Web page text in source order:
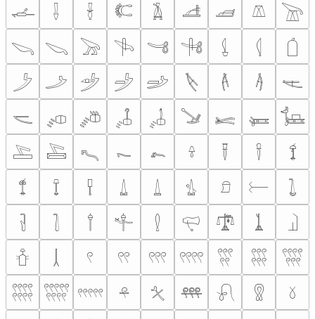
𓌡
𓌢 𓌣 𓌤 𓌥 𓌦 𓌧 𓌨
𓌩
𓌪 𓌫 𓌬 𓌭 𓌮 𓌯 𓌰 𓌱
𓌲
𓌳
𓌴 𓌵 𓌶 𓌷 𓌸 𓌹 𓌺
𓌻
𓌼
𓌽 𓌾 𓌿 𓍀 𓍁 𓍂 𓍃 𓍄
𓍅
𓍆 𓍇 𓍈 𓍉 𓍊 𓍋 𓍌
𓍍
𓍎
𓍏 𓍐 𓍑 𓍒 𓍓 𓍔 𓍕
𓍖
𓍗
𓍘 𓍙 𓍚 𓍛 𓍜 𓍝 𓍞
𓍟
𓍠
𓍡 𓍢 𓍣 𓍤 𓍥 𓍦 𓍧
𓍨
𓍩 𓍪 𓍫 𓍬 𓍭 𓍮 𓍯 𓍰
𓍱